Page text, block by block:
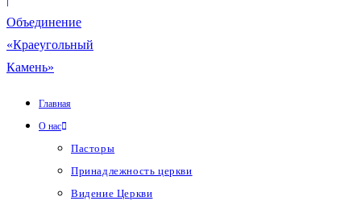
Главная
О нас
Пасторы
Принадлежность церкви
Видение Церкви